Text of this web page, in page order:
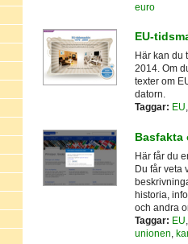
euro
EU-
Här kan du
2014. Om
texter om
datorn.
Taggar: EU
Basfakta
Här får du
Du får veta
historia,
och andra
Taggar: EU
unionen,